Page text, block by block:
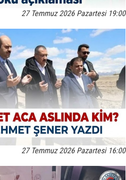
27 Temmuz 2026 Pazartesi 19:00
27 Temmuz 2026 Pazartesi 16:00